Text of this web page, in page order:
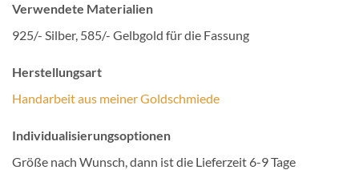
Verwendete Materialien
925/- Silber, 585/- Gelbgold für die Fassung
Herstellungsart
Handarbeit aus meiner Goldschmiede
Individualisierungsoptionen
Größe nach Wunsch, dann ist die Lieferzeit 6-9 Tage